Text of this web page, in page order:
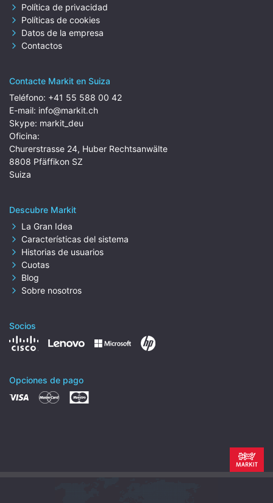
Política de privacidad
Políticas de cookies
Datos de la empresa
Contactos
Contacte Markit en Suiza
Teléfono: +41 55 588 00 42
E-mail: info@markit.ch
Skype: markit_deu
Oficina:
Churerstrasse 24, Huber Rechtsanwälte
8808 Pfäffikon SZ
Suiza
Descubre Markit
La Gran Idea
Características del sistema
Historias de usuarios
Cuotas
Blog
Sobre nosotros
Socios
Opciones de pago